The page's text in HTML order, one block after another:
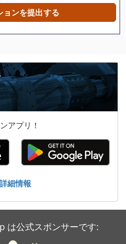
ョンを提出する
アプリ！
詳細情報
は公式スポンサーです: